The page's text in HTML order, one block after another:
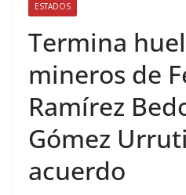
ESTADOS
Termina
mineros de
Ramírez
Gómez
acuerdo